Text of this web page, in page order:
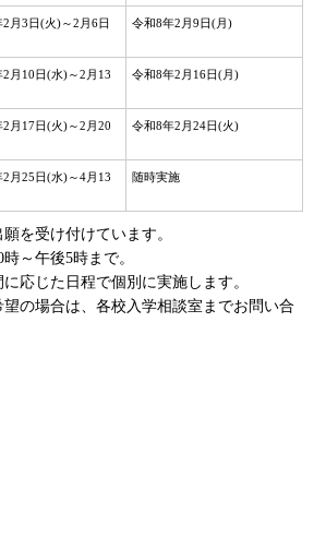
2月3日(火)～2月6日
令和8年2月9日(月)
2月10日(水)～2月13
令和8年2月16日(月)
2月17日(火)～2月20
令和8年2月24日(火)
2月25日(水)～4月13
随時実施
を受け付けています。
～午後5時まで。
応じた日程で個別に実施します。
の場合は、各校入学相談室までお問い合